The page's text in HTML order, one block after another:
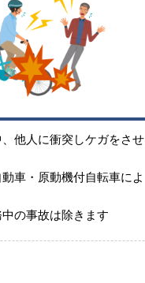
他人に衝突しケガをさせ
車・原動機付自転車によ
の事故は除きます